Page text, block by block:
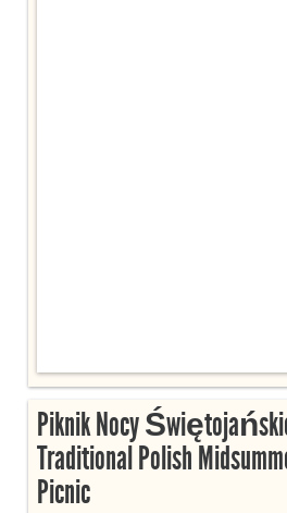
Piknik Nocy
Traditional Polish
Picnic